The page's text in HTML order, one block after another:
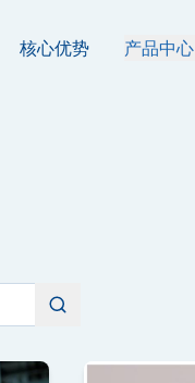
核心优势 产品中心